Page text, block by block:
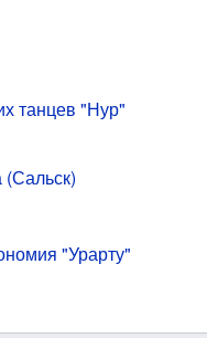
танцев "Нур"
"Урарту"